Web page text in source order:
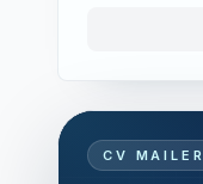
CV MAILER